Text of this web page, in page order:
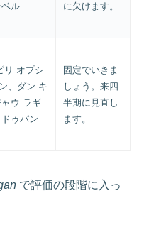
ル
に欠けます。
リ オプシ
、ダン キ
ウ ラギ
ゥパン
固定でいきま
しょう。来四
半期に見直し
ます。
で評価の段階に入っ